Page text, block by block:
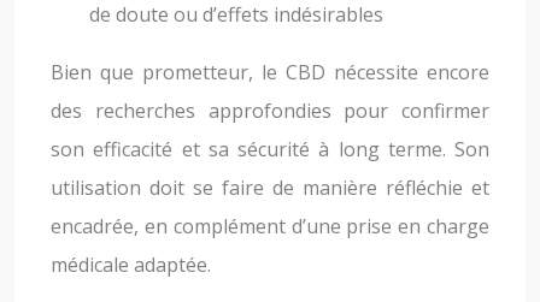
de doute ou d’effets indésirables
Bien que prometteur, le CBD nécessite encore
des recherches approfondies pour confirmer
son efficacité et sa sécurité à long terme. Son
utilisation doit se faire de manière réfléchie et
encadrée, en complément d’une prise en charge
médicale adaptée.